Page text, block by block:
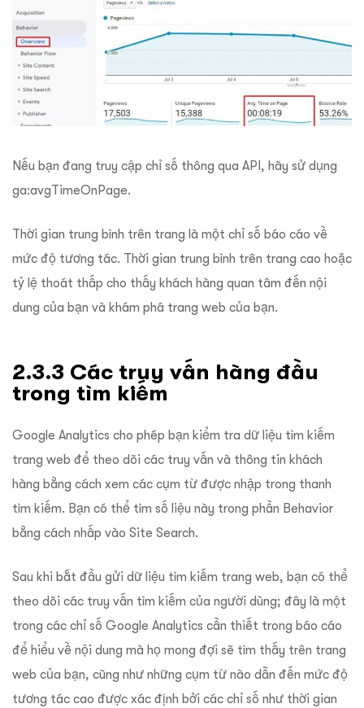
Nếu bạn đang truy cập chỉ số thông qua API, hãy sử dụng
ga:avgTimeOnPage.
Thời gian trung bình trên trang là một chỉ số báo cáo về
mức độ tương tác. Thời gian trung bình trên trang cao hoặc
tỷ lệ thoát thấp cho thấy khách hàng quan tâm đến nội
dung của bạn và khám phá trang web của bạn.
2.3.3 Các truy vấn hàng đầu
trong tìm kiếm
Google Analytics cho phép bạn kiểm tra dữ liệu tìm kiếm
trang web để theo dõi các truy vấn và thông tin khách
hàng bằng cách xem các cụm từ được nhập trong thanh
tìm kiếm. Bạn có thể tìm số liệu này trong phần Behavior
bằng cách nhấp vào Site Search.
Sau khi bắt đầu gửi dữ liệu tìm kiếm trang web, bạn có thể
theo dõi các truy vấn tìm kiếm của người dùng; đây là một
trong các chỉ số Google Analytics cần thiết trong báo cáo
để hiểu về nội dung mà họ mong đợi sẽ tìm thấy trên trang
web của bạn, cũng như những cụm từ nào dẫn đến mức độ
tương tác cao được xác định bởi các chỉ số như thời gian